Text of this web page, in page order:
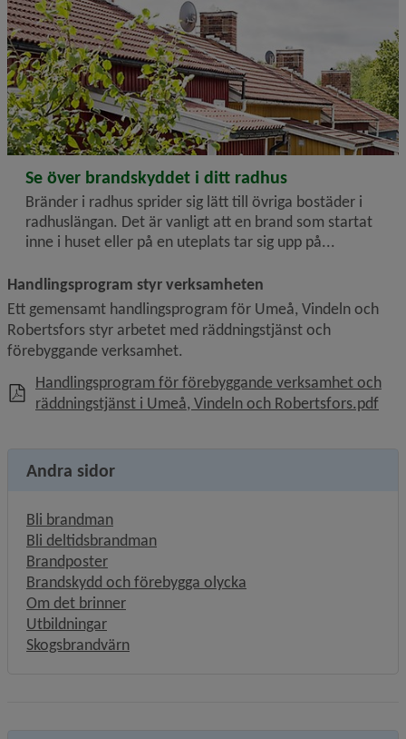
2025-05-02
Se över brandskyddet i ditt radhus
Bränder i radhus sprider sig lätt till övriga bostäder i
radhuslängan. Det är vanligt att en brand som startat
inne i huset eller på en uteplats tar sig upp på...
Handlingsprogram styr verksamheten
Ett gemensamt handlingsprogram för Umeå, Vindeln och
Robertsfors styr arbetet med räddningstjänst och
förebyggande verksamhet.
Handlingsprogram för förebyggande verksamhet och
räddningstjänst i Umeå, Vindeln och Robertsfors.pdf,
Andra sidor
Bli brandman
Bli deltidsbrandman
Brandposter
Brandskydd och förebygga olycka
Om det brinner
Utbildningar
Skogsbrandvärn